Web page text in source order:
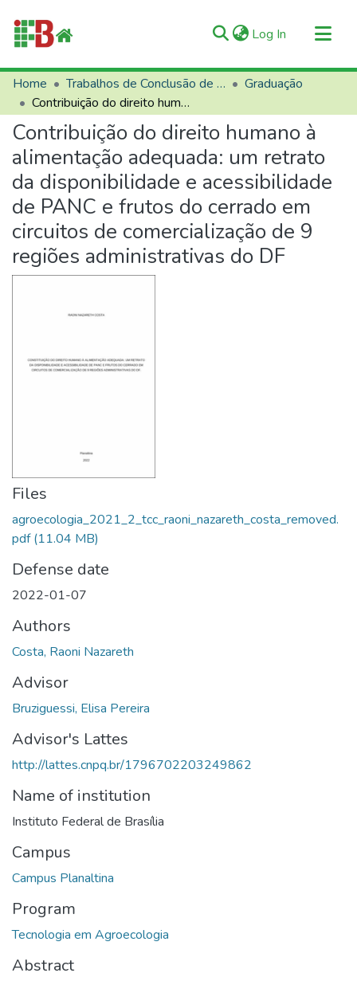
Log In (current)
Communities & Collections
All of RIIFB
Manuals and Terms
Statistics
About RIIFB
Help
Contacts
Home Trabalhos de Conclusão de Curso (TCCs)
Graduação
Contribuição do direito humano à alimentação adequada: um retrato da disponibilidade e acessibilidade de PANC e frutos do cerrado em circuitos de comercialização de 9 regiões administrativas do DF
Contribuição do direito humano à
alimentação adequada: um retrato
da disponibilidade e acessibilidade
de PANC e frutos do cerrado em
circuitos de comercialização de 9
regiões administrativas do DF
Files
agroecologia_2021_2_tcc_raoni_nazareth_costa_removed.
pdf(11.04 MB)
Defense date
2022-01-07
Authors
Costa, Raoni Nazareth
Advisor
Bruziguessi, Elisa Pereira
Advisor's Lattes
http://lattes.cnpq.br/1796702203249862
Name of institution
Instituto Federal de Brasília
Campus
Campus Planaltina
Program
Tecnologia em Agroecologia
Abstract